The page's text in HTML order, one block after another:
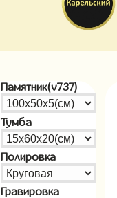
Памятник(v737)
Тумба
Полировка
Гравировка